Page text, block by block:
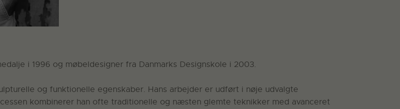
i 1996 og møbeldesigner fra Danmarks Designskole i 2003.
og funktionelle egenskaber. Hans arbejder er udført i nøje udvalgte
kombinerer han ofte traditionelle og næsten glemte teknikker med avanceret